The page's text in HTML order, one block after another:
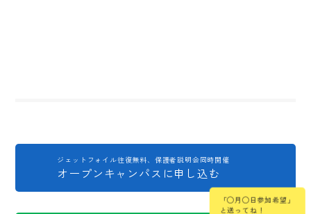
ジェットフォイル往復無料、保護者説明会同時開催
オープンキャンパスに申し込む
「◯月◯日参加希望」
と送ってね！